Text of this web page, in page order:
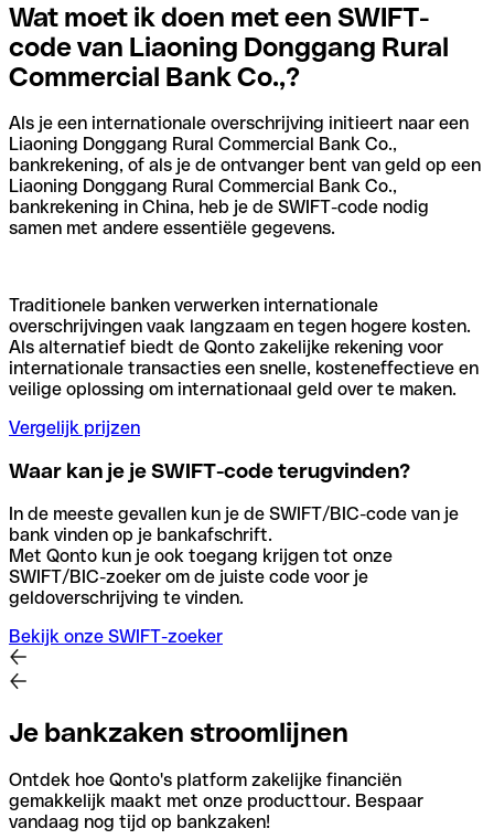
Wat moet ik doen met een SWIFT-
code van Liaoning Donggang Rural
Commercial Bank Co.,?
Als je een internationale overschrijving initieert naar een
Liaoning Donggang Rural Commercial Bank Co.,
bankrekening, of als je de ontvanger bent van geld op een
Liaoning Donggang Rural Commercial Bank Co.,
bankrekening in China, heb je de SWIFT-code nodig
samen met andere essentiële gegevens.
Traditionele banken verwerken internationale
overschrijvingen vaak langzaam en tegen hogere kosten.
Als alternatief biedt de Qonto zakelijke rekening voor
internationale transacties een snelle, kosteneffectieve en
veilige oplossing om internationaal geld over te maken.
Vergelijk prijzen
Waar kan je je SWIFT-code terugvinden?
In de meeste gevallen kun je de SWIFT/BIC-code van je
bank vinden op je bankafschrift.
Met Qonto kun je ook toegang krijgen tot onze
SWIFT/BIC-zoeker om de juiste code voor je
geldoverschrijving te vinden.
Bekijk onze SWIFT-zoeker
Je bankzaken stroomlijnen
Ontdek hoe Qonto's platform zakelijke financiën
gemakkelijk maakt met onze producttour. Bespaar
vandaag nog tijd op bankzaken!